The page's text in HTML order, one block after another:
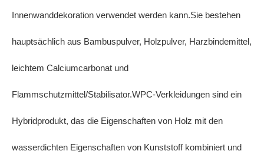
Innenwanddekoration verwendet werden kann.Sie bestehen
hauptsächlich aus Bambuspulver, Holzpulver, Harzbindemittel,
leichtem Calciumcarbonat und
Flammschutzmittel/Stabilisator.WPC-Verkleidungen sind ein
Hybridprodukt, das die Eigenschaften von Holz mit den
wasserdichten Eigenschaften von Kunststoff kombiniert und